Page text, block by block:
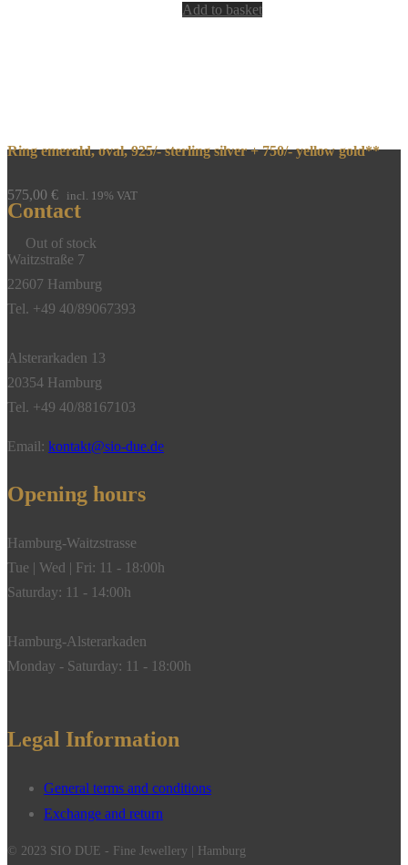
Add to basket
Ring emerald, oval, 925/- sterling silver + 750/- yellow gold**
575,00 € incl. 19% VAT
Out of stock
Contact
Waitzstraße 7
22607 Hamburg
Tel. +49 40/89067393
Alsterarkaden 13
20354 Hamburg
Tel. +49 40/88167103
Email: kontakt@sio-due.de
Opening hours
Hamburg-Waitzstrasse
Tue | Wed | Fri: 11 - 18:00h
Saturday: 11 - 14:00h
Hamburg-Alsterarkaden
Monday - Saturday: 11 - 18:00h
Legal Information
General terms and conditions
Exchange and return
© 2023 SIO DUE - Fine Jewellery | Hamburg